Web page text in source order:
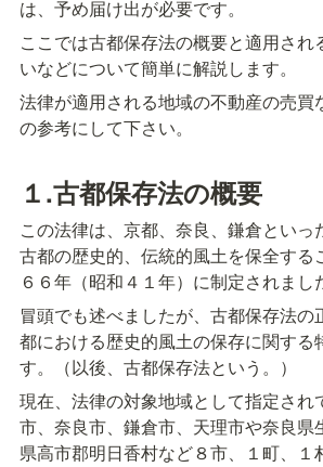
は、予め届け出が必要です。
ここでは古都保存法の概要と適用され
いなどについて簡単に解説します。
法律が適用される地域の不動産の売買
の参考にして下さい。
１.古都保存法の概要
この法律は、京都、奈良、鎌倉といっ
古都の歴史的、伝統的風土を保全する
６６年（昭和４１年）に制定されまし
冒頭でも述べましたが、古都保存法の
都における歴史的風土の保存に関する
す。（以後、古都保存法という。）
現在、法律の対象地域として指定され
市、奈良市、鎌倉市、天理市や奈良県
県高市郡明日香村など８市、１町、１